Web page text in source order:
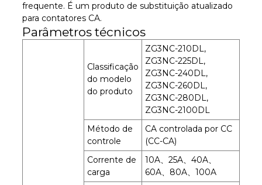
frequente. É um produto de substituição atualizado
para contatores CA.
Parâmetros técnicos
Classificação
do modelo
do produto
ZG3NC-210DL,
ZG3NC-225DL,
ZG3NC-240DL,
ZG3NC-260DL,
ZG3NC-280DL,
ZG3NC-2100DL
Método de
controle
CA controlada por CC
(CC-CA)
Corrente de
carga
10A、25A、40A、
60A、80A、100A